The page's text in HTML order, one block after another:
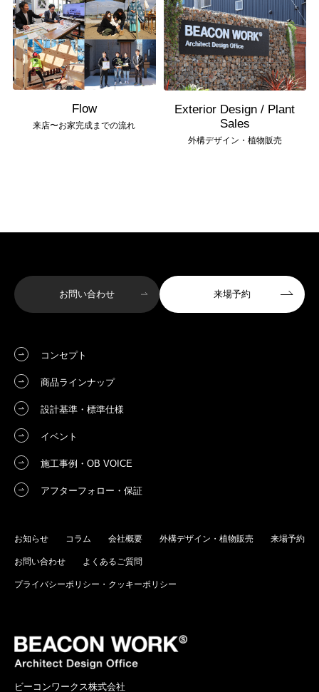
Flow
来店〜お家完成までの流れ
Exterior Design / Plant
Sales
外構デザイン・植物販売
ビーコンワークス株式会社
コンセプト
商品ラインナップ
設計基準・標準仕様
イベント
施工事例・OB VOICE
アフターフォロー・保証
お知らせ コラム 会社概要 外構デザイン・植物販売 来場予約
お問い合わせ よくあるご質問
プライバシーポリシー・クッキーポリシー
お問い合わせ 来場予約